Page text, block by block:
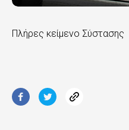
Πλήρες κείμενο Σύστασης